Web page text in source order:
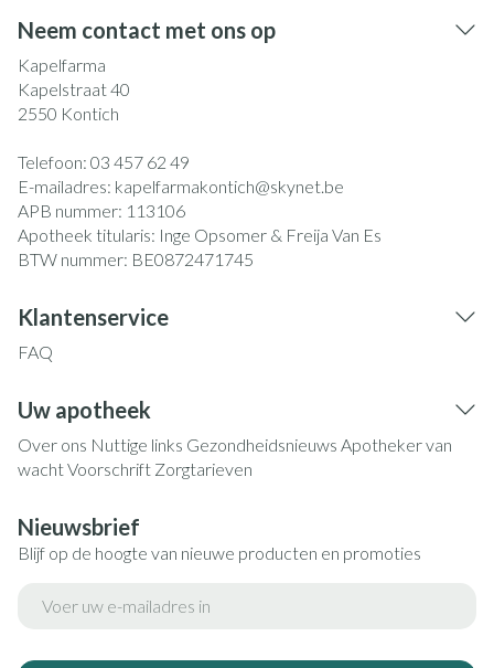
Neem contact met ons op
Kapelfarma
Kapelstraat 40
2550 Kontich
Telefoon: 03 457 62 49
E-mailadres: kapelfarmakontich@skynet.be
APB nummer: 113106
Apotheek titularis: Inge Opsomer & Freija Van Es
BTW nummer: BE0872471745
Klantenservice
FAQ
Uw apotheek
Over ons Nuttige links Gezondheidsnieuws Apotheker van
wachtVoorschrift Zorgtarieven
Nieuwsbrief
Blijf op de hoogte van nieuwe producten en promoties